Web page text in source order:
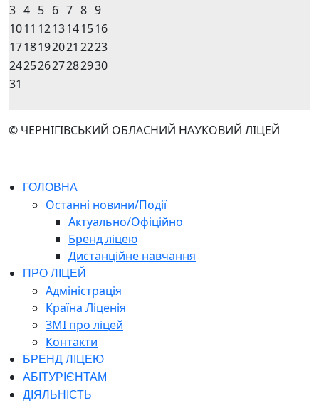
3 4 5 6 7 8 9
1011 1213141516
1718192021 2223
24252627282930
31
© ЧЕРНІГІВСЬКИЙ ОБЛАСНИЙ НАУКОВИЙ ЛІЦЕЙ
ГОЛОВНА
Останні новини/Події
Актуально/Офіційно
Бренд ліцею
Дистанційне навчання
ПРО ЛІЦЕЙ
Адміністрація
Країна Ліценія
ЗМІ про ліцей
Контакти
БРЕНД ЛІЦЕЮ
АБІТУРІЄНТАМ
ДІЯЛЬНІСТЬ